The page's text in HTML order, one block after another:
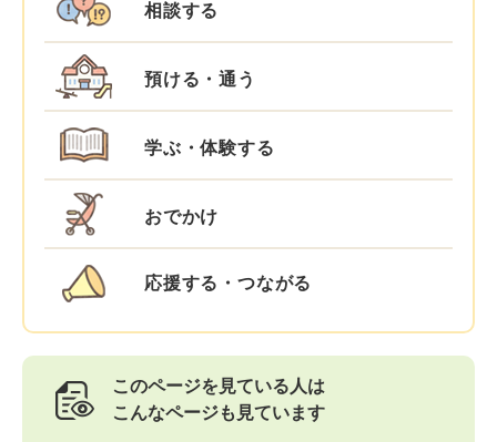
相談する
預ける・通う
学ぶ・体験する
おでかけ
応援する・つながる
このページを見ている人は
こんなページも見ています